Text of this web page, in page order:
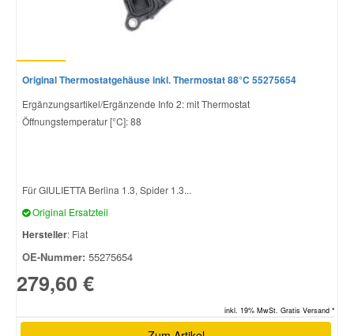
Original Thermostatgehäuse inkl. Thermostat 88°C 55275654
Ergänzungsartikel/Ergänzende Info 2: mit Thermostat
Öffnungstemperatur [°C]: 88
Für GIULIETTA Berlina 1.3, Spider 1.3...
Original Ersatzteil
Hersteller: Fiat
OE-Nummer: 55275654
279,60 €
inkl. 19% MwSt. Gratis Versand *